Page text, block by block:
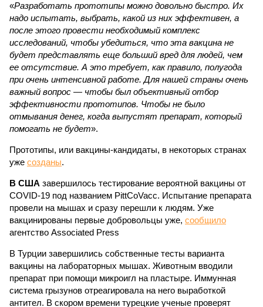
«Разработать прототипы можно довольно быстро. Их
надо испытать, выбрать, какой из них эффективен, а
после этого провести необходимый комплекс
исследований, чтобы убедиться, что эта вакцина не
будет представлять еще больший вред для людей, чем
ее отсутствие. А это требует, как правило, полугода
при очень интенсивной работе. Для нашей страны очень
важный вопрос — чтобы был объективный отбор
эффективности прототипов. Чтобы не было
отмывания денег, когда выпустят препарат, который
помогать не будет».
Прототипы, или вакцины-кандидаты, в некоторых странах
уже созданы.
В США завершилось тестирование вероятной вакцины от
COVID-19 под названием PittCoVacc. Испытание препарата
провели на мышах и сразу перешли к людям. Уже
вакцинированы первые добровольцы уже, сообщило
агентство Associated Press
В Турции завершились собственные тесты варианта
вакцины на лабораторных мышах. Животным вводили
препарат при помощи микроигл на пластыре. Иммунная
система грызунов отреагировала на него выработкой
антител. В скором времени турецкие ученые проверят